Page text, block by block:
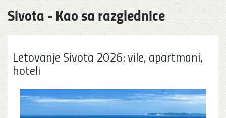
Sivota - Kao sa razglednice
Letovanje Sivota 2026: vile, apartmani,
hoteli